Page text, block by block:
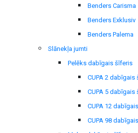
Benders Carisma
Benders Exklusiv
Benders Palema
Slānekļa jumti
Pelēks dabīgais šīferis
CUPA 2 dabīgais
CUPA 5 dabīgais
CUPA 12
CUPA 98